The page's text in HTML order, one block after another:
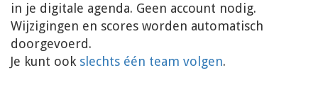
in je digitale agenda. Geen account nodig.
Wijzigingen en scores worden automatisch
doorgevoerd.
Je kunt ook slechts één team volgen.